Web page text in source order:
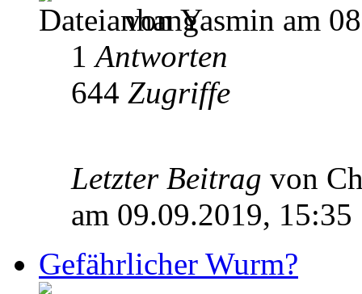
von Yasmin am
1Antworten
644 Zugriffe
Letzter Beitrag von
am 09.09.2019, 15:35
Gefährlicher Wurm?